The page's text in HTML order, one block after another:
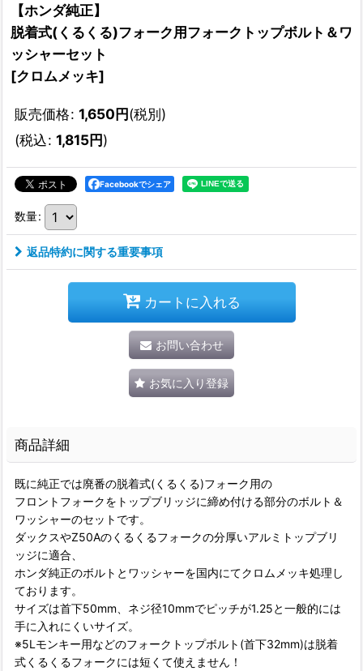
【ホンダ純正】
脱着式(くるくる)フォーク用フォークトップボルト＆ワ
ッシャーセット
[クロムメッキ]
販売価格: 1,650円(税別)
(税込: 1,815円)
Facebookでシェア
数量:
返品特約に関する重要事項
カートに入れる
お問い合わせ
お気に入り登録
商品詳細
既に純正では廃番の脱着式(くるくる)フォーク用の
フロントフォークをトップブリッジに締め付ける部分のボルト＆
ワッシャーのセットです。
ダックスやZ50Aのくるくるフォークの分厚いアルミトップブリ
ッジに適合、
ホンダ純正のボルトとワッシャーを国内にてクロムメッキ処理し
ております。
サイズは首下50mm、ネジ径10mmでピッチが1.25と一般的には
手に入れにくいサイズ。
※5Lモンキー用などのフォークトップボルト(首下32mm)は脱着
式くるくるフォークには短くて使えません！